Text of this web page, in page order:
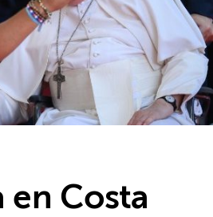
en Costa